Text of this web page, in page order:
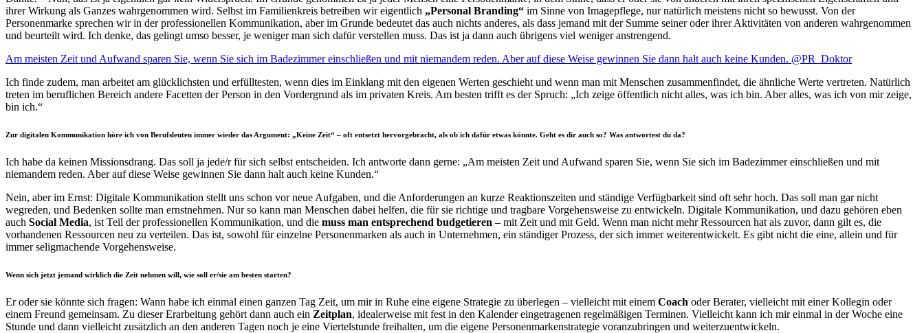
ihrer Wirkung als Ganzes wahrgenommen wird. Selbst im Familienkreis betreiben wir eigentlich „Personal Branding“ im Sinne von Imagepflege, nur natürlich meistens nicht so bewusst. Von der
Personenmarke sprechen wir in der professionellen Kommunikation, aber im Grunde bedeutet das auch nichts anderes, als dass jemand mit der Summe seiner oder ihrer Aktivitäten von anderen wahrgenommen
und beurteilt wird. Ich denke, das gelingt umso besser, je weniger man sich dafür verstellen muss. Das ist ja dann auch übrigens viel weniger anstrengend.
Am meisten Zeit und Aufwand sparen Sie, wenn Sie sich im Badezimmer einschließen und mit niemandem reden. Aber auf diese Weise gewinnen Sie dann halt auch keine Kunden. @PR_Doktor
Ich finde zudem, man arbeitet am glücklichsten und erfülltesten, wenn dies im Einklang mit den eigenen Werten geschieht und wenn man mit Menschen zusammenfindet, die ähnliche Werte vertreten. Natürlich
treten im beruflichen Bereich andere Facetten der Person in den Vordergrund als im privaten Kreis. Am besten trifft es der Spruch: „Ich zeige öffentlich nicht alles, was ich bin. Aber alles, was ich von mir zeige,
bin ich.“
Zur digitalen Kommunikation höre ich von Berufsleuten immer wieder das Argument: „Keine Zeit“ – oft entsetzt hervorgebracht, als ob ich dafür etwas könnte. Geht es dir auch so? Was antwortest du da?
Ich habe da keinen Missionsdrang. Das soll ja jede/r für sich selbst entscheiden. Ich antworte dann gerne: „Am meisten Zeit und Aufwand sparen Sie, wenn Sie sich im Badezimmer einschließen und mit
niemandem reden. Aber auf diese Weise gewinnen Sie dann halt auch keine Kunden.“
Nein, aber im Ernst: Digitale Kommunikation stellt uns schon vor neue Aufgaben, und die Anforderungen an kurze Reaktionszeiten und ständige Verfügbarkeit sind oft sehr hoch. Das soll man gar nicht
wegreden, und Bedenken sollte man ernstnehmen. Nur so kann man Menschen dabei helfen, die für sie richtige und tragbare Vorgehensweise zu entwickeln. Digitale Kommunikation, und dazu gehören eben
auch Social Media, ist Teil der professionellen Kommunikation, und die muss man entsprechend budgetieren – mit Zeit und mit Geld. Wenn man nicht mehr Ressourcen hat als zuvor, dann gilt es, die
vorhandenen Ressourcen neu zu verteilen. Das ist, sowohl für einzelne Personenmarken als auch in Unternehmen, ein ständiger Prozess, der sich immer weiterentwickelt. Es gibt nicht die eine, allein und für
immer seligmachende Vorgehensweise.
Wenn sich jetzt jemand wirklich die Zeit nehmen will, wie soll er/sie am besten starten?
Er oder sie könnte sich fragen: Wann habe ich einmal einen ganzen Tag Zeit, um mir in Ruhe eine eigene Strategie zu überlegen – vielleicht mit einem Coach oder Berater, vielleicht mit einer Kollegin oder
einem Freund gemeinsam. Zu dieser Erarbeitung gehört dann auch ein Zeitplan, idealerweise mit fest in den Kalender eingetragenen regelmäßigen Terminen. Vielleicht kann ich mir einmal in der Woche eine
Stunde und dann vielleicht zusätzlich an den anderen Tagen noch je eine Viertelstunde freihalten, um die eigene Personenmarkenstrategie voranzubringen und weiterzuentwickeln.